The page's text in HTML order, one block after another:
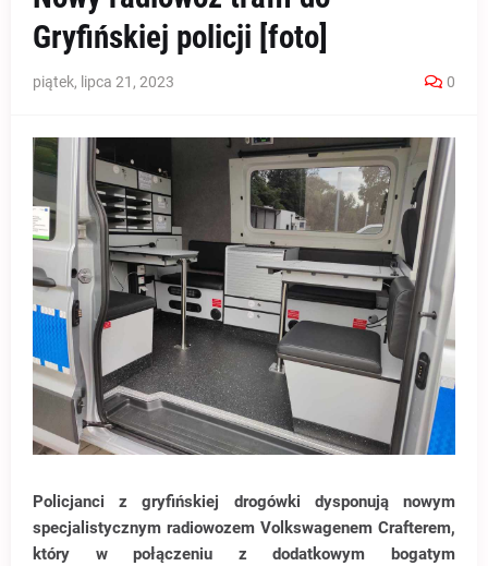
Gryfińskiej policji [foto]
piątek, lipca 21, 2023 0
Policjanci z gryfińskiej drogówki dysponują nowym
specjalistycznym radiowozem Volkswagenem Crafterem,
który w połączeniu z dodatkowym bogatym